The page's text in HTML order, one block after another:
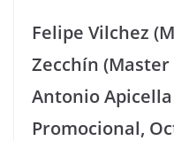
Felipe Vilchez
Zecchín (Master
Antonio
Promocional,